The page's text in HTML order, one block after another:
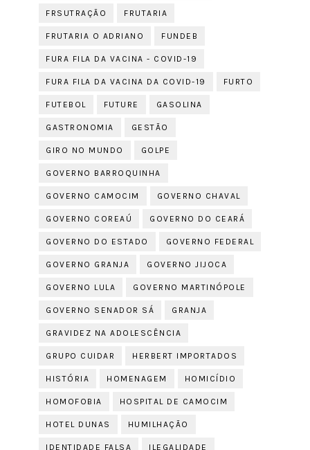
FRSUTRAÇÃO FRUTARIA
FRUTARIA O ADRIANO FUNDEB
FURA FILA DA VACINA - COVID-19
FURA FILA DA VACINA DA COVID-19 FURTO
FUTEBOL FUTURE GASOLINA
GASTRONOMIA GESTÃO
GIRO NO MUNDO GOLPE
GOVERNO BARROQUINHA
GOVERNO CAMOCIM GOVERNO CHAVAL
GOVERNO COREAÚ GOVERNO DO CEARÁ
GOVERNO DO ESTADO GOVERNO FEDERAL
GOVERNO GRANJA GOVERNO JIJOCA
GOVERNO LULA GOVERNO MARTINÓPOLE
GOVERNO SENADOR SÁ GRANJA
GRAVIDEZ NA ADOLESCÊNCIA
GRUPO CUIDAR HERBERT IMPORTADOS
HISTÓRIA HOMENAGEM HOMICÍDIO
HOMOFOBIA HOSPITAL DE CAMOCIM
HOTEL DUNAS HUMILHAÇÃO
IDENTIDADE FALSA ILEGALIDADE